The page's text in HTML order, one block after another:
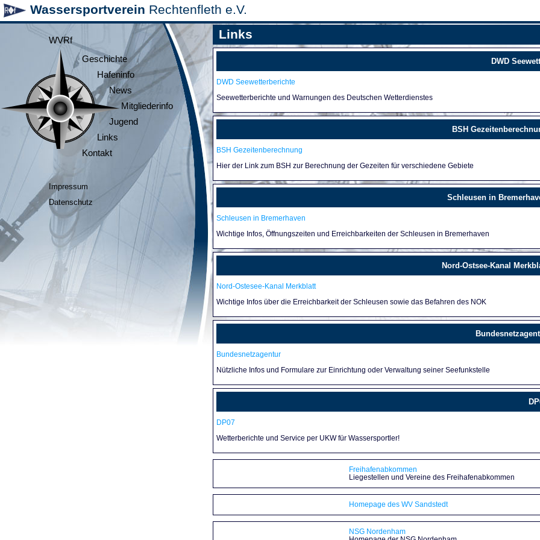
Wassersportverein Rechtenfleth e.V.
WVRf
Geschichte
Hafeninfo
News
Mitgliederinfo
Jugend
Links
Kontakt
Impressum
Datenschutz
Links
DWD
DWD Seewetterberichte
Seewetterberichte und Warnungen des Deutschen Wetterdienstes
BSH
BSH Gezeitenberechnung
Hier der Link zum BSH zur Berechnung der Gezeiten für verschiedene Gebiete
Schleusen in
Schleusen in Bremerhaven
Wichtige Infos, Öffnungszeiten und Erreichbarkeiten der Schleusen in Bremerhaven
Nord-Ostsee-Kanal
Nord-Ostesee-Kanal Merkblatt
Wichtige Infos über die Erreichbarkeit der Schleusen sowie das Befahren des NOK
Bundesnetzagentur
Nützliche Infos und Formulare zur Einrichtung oder Verwaltung seiner Seefunkstelle
DP07
Wetterberichte und Service per UKW für Wassersportler!
Freihafenabkommen
Liegestellen und Vereine des Freihafenabkommen
Homepage des WV Sandstedt
NSG Nordenham